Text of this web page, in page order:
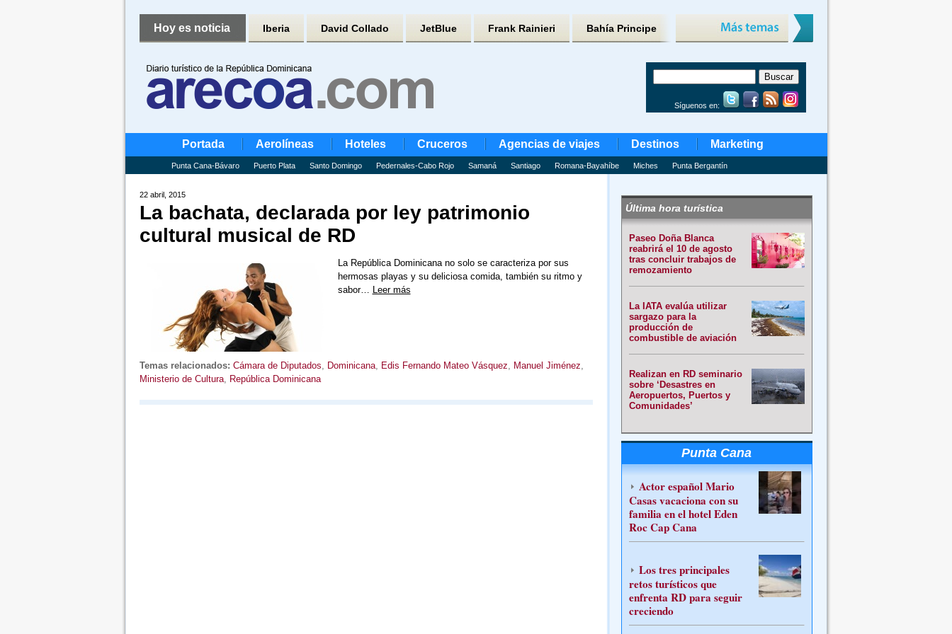
Hoy es noticia Iberia David Collado JetBlue Frank Rainieri Bahía Principe
Síguenos en:
Portada Aerolíneas Hoteles Cruceros Agencias de viajes Destinos Marketing
Punta Cana-Bávaro Puerto Plata Santo Domingo Pedernales-Cabo Rojo Samaná Santiago Romana-Bayahíbe Miches Punta Bergantín
22 abril, 2015
La bachata, declarada por ley patrimonio
cultural musical de RD
La República Dominicana no solo se caracteriza por sus
hermosas playas y su deliciosa comida, también su ritmo y
sabor… Leer más
Temas relacionados: Cámara de Diputados, Dominicana, Edis Fernando Mateo Vásquez, Manuel Jiménez,
Ministerio de Cultura, República Dominicana
Última hora turística
Paseo Doña Blanca
reabrirá el 10 de agosto
tras concluir trabajos de
remozamiento
La IATA evalúa utilizar
sargazo para la
producción de
combustible de aviación
Realizan en RD seminario
sobre ‘Desastres en
Aeropuertos, Puertos y
Comunidades’
Punta Cana
Actor español Mario
Casas vacaciona con su
familia en el hotel Eden
Roc Cap Cana
Los tres principales
retos turísticos que
enfrenta RD para seguir
creciendo